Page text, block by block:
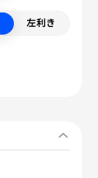
左利き